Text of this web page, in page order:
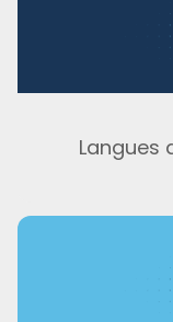
Langues